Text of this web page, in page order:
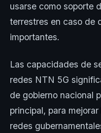
usarse como soporte
terrestres en caso de
importantes.
Las capacidades de
redes NTN 5G
de gobierno nacional
principal, para
redes